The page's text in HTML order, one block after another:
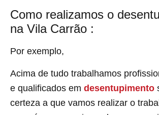
Como realizamos o
na Vila Carrão :
Por exemplo,
Acima de tudo trabalhamos
e qualificados em desentupimento
certeza a que vamos realizar o